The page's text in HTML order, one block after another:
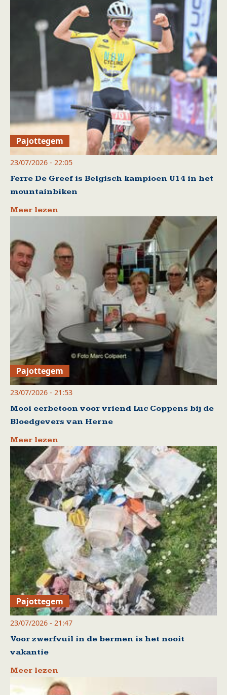
Pajottegem
23/07/2026 - 22:05
Ferre De Greef is Belgisch kampioen U14 in het
mountainbiken
Meer lezen
Pajottegem
23/07/2026 - 21:53
Mooi eerbetoon voor vriend Luc Coppens bij de
Bloedgevers van Herne
Meer lezen
Pajottegem
23/07/2026 - 21:47
Voor zwerfvuil in de bermen is het nooit
vakantie
Meer lezen